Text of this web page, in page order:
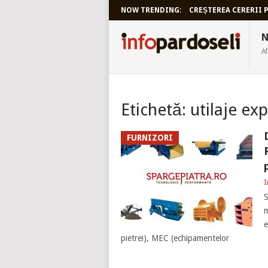
NOW TRENDING: CREȘTEREA CERERII
Etichetă: utilaje
FURNIZORI
pietrei), MEC (echipamentelor